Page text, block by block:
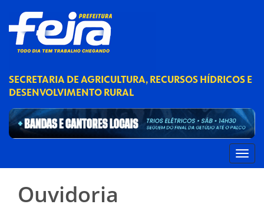
SECRETARIA DE AGRICULTURA, RECURSOS HÍDRICOS E
DESENVOLVIMENTO RURAL
Ouvidoria